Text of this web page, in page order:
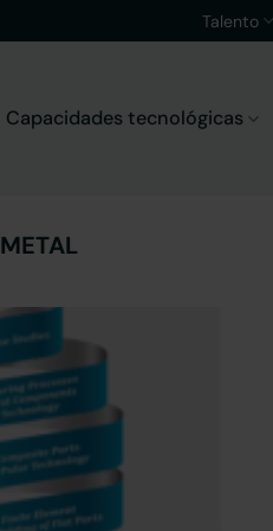
Talento
Capacidades tecnológicas
METAL